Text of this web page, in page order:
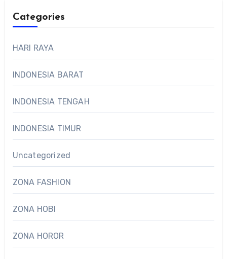
Categories
HARI RAYA
INDONESIA BARAT
INDONESIA TENGAH
INDONESIA TIMUR
Uncategorized
ZONA FASHION
ZONA HOBI
ZONA HOROR